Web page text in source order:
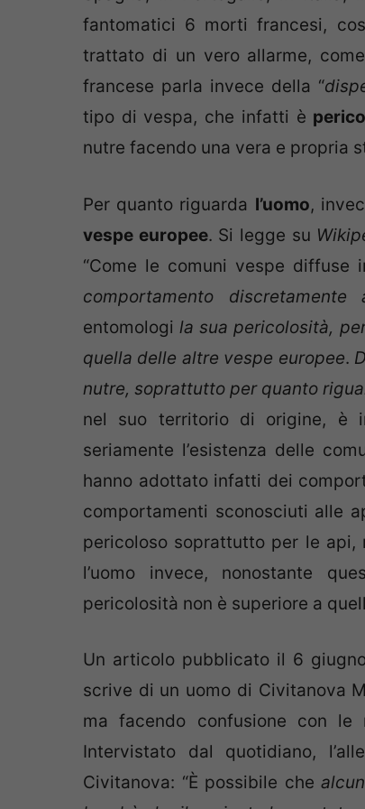
fantomatici 6 morti francesi,
trattato di un vero allarme,
francese parla invece della “
tipo di vespa, che infatti è
nutre facendo una vera e propria
Per quanto riguarda l’uomo,
vespe europee. Si legge su
“Come le comuni vespe diffuse
comportamento
entomologila sua pericolosità,
quella delle altre vespe europee.
nutre, soprattutto per quanto
nel suo territorio di origine, è
seriamente l’esistenza delle
hanno adottato infatti dei
comportamenti sconosciuti alle
pericoloso soprattutto per le api,
l’uomo invece, nonostante
pericolosità non è superiore a
Un articolo pubblicato il 6
scrive di un uomo di Civitanova
ma facendo confusione con le
Intervistato dal quotidiano,
Civitanova: “È possibile che